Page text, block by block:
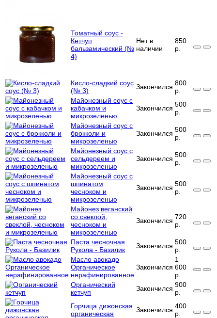
Томатный соус -
Кетчуп
бальзамический (№
4)
Нет в
наличии
850
р.
Кисло-сладкий соус
(№ 3)
Закончился 800
р.
Майонезный соус с
кабачком и
микрозеленью
Закончился 500
р.
Майонезный соус с
брокколи и
микрозеленью
Закончился 500
р.
Майонезный соус с
сельдереем и
микрозеленью
Закончился 500
р.
Майонезный соус с
шпинатом
чесноком и
микрозеленью
Закончился 500
р.
Майонез веганский
со свеклой,
чесноком и
микрозеленью
Закончился 720
р.
Паста чесночная
Рукола - Базилик
Закончился 500
р.
Масло авокадо
Органическое
нерафинированное
Закончился
1
600
р.
Органический
кетчуп
Закончился 900
р.
Горчица дижонская
органическая
Закончился 400
р.